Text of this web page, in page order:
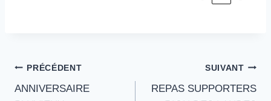
Navigation
de
PRÉCÉDENT
ANNIVERSAIRE
SUIVANT
REPAS SUPPORTERS